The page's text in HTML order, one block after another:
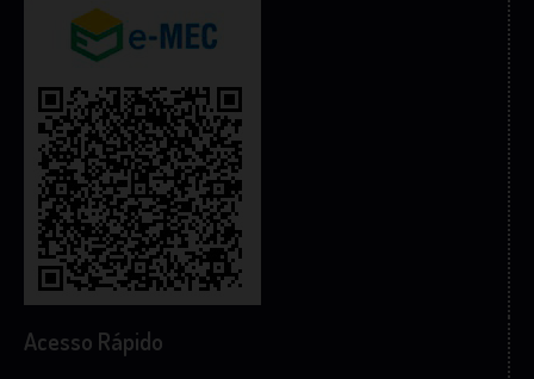
Acesso Rápido